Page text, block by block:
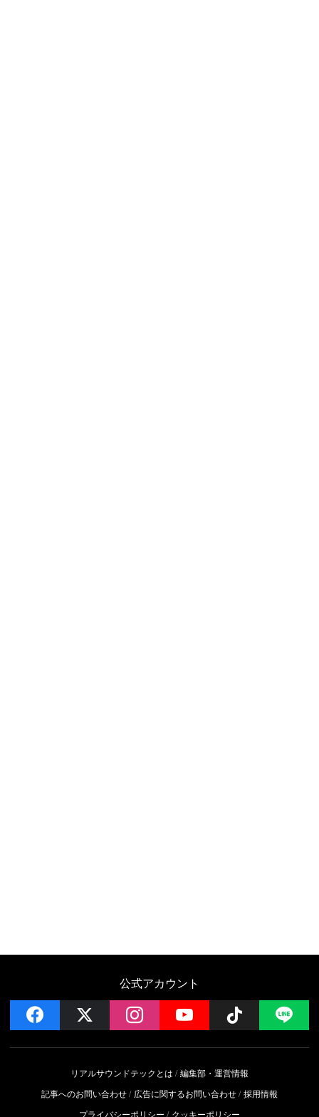
公式アカウント
facebook instagramYouTube Follow
リアルサウンドテックとは
編集部・運営情報
記事へのお問い合わせ
広告に関するお問い合わせ 採用情報
プライバシーポリシー
クッキーポリシー